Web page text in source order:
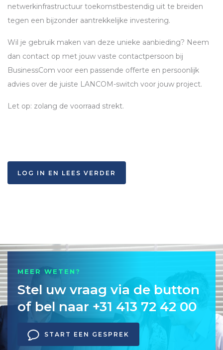
netwerkinfrastructuur toekomstbestendig uit te breiden
tegen een bijzonder aantrekkelijke investering.
Wil je gebruik maken van deze unieke aanbieding? Neem
dan contact op met jouw vaste contactpersoon bij
BusinessCom voor een passende offerte en persoonlijk
advies over de juiste LANCOM-switch voor jouw project.
Let op: zolang de voorraad strekt.
LOG IN EN LEES VERDER
MEER WETEN?
Stel uw vraag via de button
of bel naar +31 413 72 42 00
START EEN GESPREK